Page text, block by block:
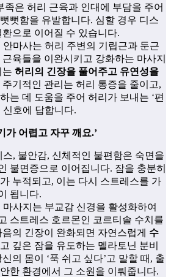
족은 허리 근육과 인대에 부담을 주어
뻣함을 유발합니다. 심할 경우 디스
으로 이어질 수 있습니다.
안마사는 허리 주변의 기립근과 둔근
육들을 이완시키고 강화하는 마사지
는 허리의 긴장을 풀어주고 유연성을
기적인 관리는 허리 통증을 줄이고,
는 데 도움을 주어 허리가 보내는 ‘편
신호에 답합니다.
가 어렵고 자꾸 깨요.’
스, 불안감, 신체적인 불편함은 숙면을
불면증으로 이어집니다. 잠을 충분히
누적되고, 이는 다시 스트레스를 가
됩니다.
마사지는 부교감 신경을 활성화하여
스트레스 호르몬인 코르티솔 수치를
의 긴장이 완화되면 자연스럽게 수
깊은 잠을 유도하는 멜라토닌 분비
의 몸이 ‘푹 쉬고 싶다’고 말할 때, 출
한 환경에서 그 소원을 이뤄줍니다.